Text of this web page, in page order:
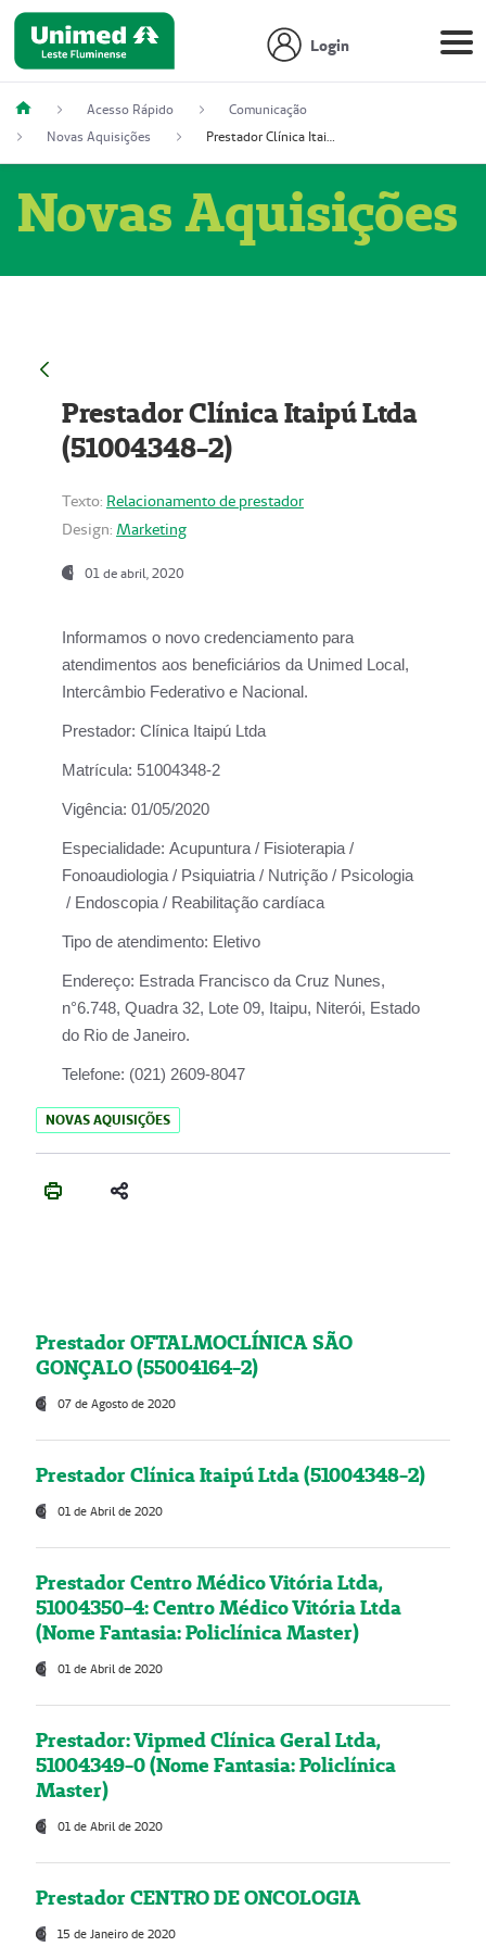
Login
Acesso Rápido
Comunicação
Novas Aquisições
Prestador Clínica Itaipú Ltda (51004348-2)
Novas Aquisições
Prestador Clínica Itaipú Ltda
(51004348-2)
Texto: Relacionamento de prestador
Design: Marketing
01 de abril, 2020
Informamos o novo credenciamento para
atendimentos aos beneficiários da Unimed Local,
Intercâmbio Federativo e Nacional.
Prestador: Clínica Itaipú Ltda
Matrícula: 51004348-2
Vigência: 01/05/2020
Especialidade: Acupuntura / Fisioterapia /
Fonoaudiologia / Psiquiatria / Nutrição / Psicologia
/ Endoscopia / Reabilitação cardíaca
Tipo de atendimento: Eletivo
Endereço: Estrada Francisco da Cruz Nunes,
n°6.748, Quadra 32, Lote 09, Itaipu, Niterói, Estado
do Rio de Janeiro.
Telefone: (021) 2609-8047
NOVAS AQUISIÇÕES
Prestador OFTALMOCLÍNICA SÃO
GONÇALO (55004164-2)
07 de Agosto de 2020
Prestador Clínica Itaipú Ltda (51004348-2)
01 de Abril de 2020
Prestador Centro Médico Vitória Ltda,
51004350-4: Centro Médico Vitória Ltda
(Nome Fantasia: Policlínica Master)
01 de Abril de 2020
Prestador: Vipmed Clínica Geral Ltda,
51004349-0 (Nome Fantasia: Policlínica
Master)
01 de Abril de 2020
Prestador CENTRO DE ONCOLOGIA
15 de Janeiro de 2020